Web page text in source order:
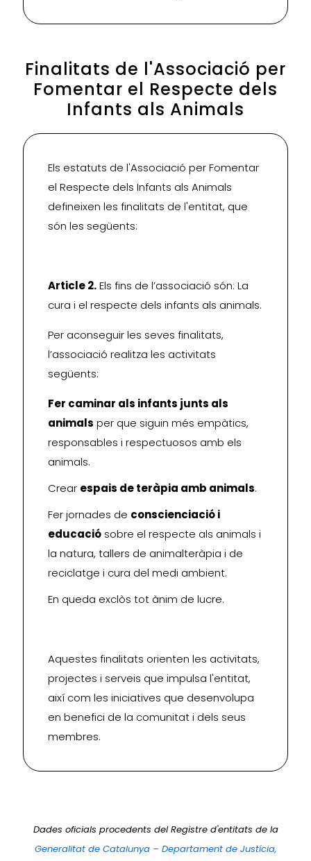
Finalitats de l'Associació per
Fomentar el Respecte dels
Infants als Animals
Els estatuts de l'Associació per Fomentar
el Respecte dels Infants als Animals
defineixen les finalitats de l'entitat, que
són les següents:
Article 2.Els fins de l’associació són: La
cura i el respecte dels infants als animals.
Per aconseguir les seves finalitats,
l’associació realitza les activitats
següents:
Fer caminar als infants junts als
animals per que siguin més empàtics,
responsables i respectuosos amb els
animals.
Crear espais de teràpia amb animals.
Fer jornades de conscienciació i
educació sobre el respecte als animals i
la natura, tallers de animalteràpia i de
reciclatge i cura del medi ambient.
En queda exclòs tot ànim de lucre.
Aquestes finalitats orienten les activitats,
projectes i serveis que impulsa l'entitat,
així com les iniciatives que desenvolupa
en benefici de la comunitat i dels seus
membres.
Dades oficials procedents del Registre d'entitats de la
Generalitat de Catalunya – Departament de Justícia,